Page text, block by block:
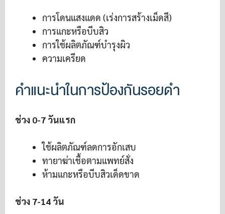
การโดนแสงแดด (เร่งการสร้างเม็ดสี)
การแกะหรือบีบสิว
การใช้ผลิตภัณฑ์บำรุงผิว
ความเครียด
คำแนะนำในการป้องกันรอยดำ
ช่วง 0-7 วันแรก
ใช้ผลิตภัณฑ์ลดการอักเสบ
ทายาฆ่าเชื้อตามแพทย์สั่ง
ห้ามแกะหรือบีบสิวเด็ดขาด
ช่วง 7-14 วัน